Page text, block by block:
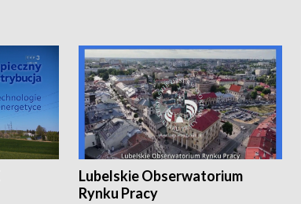
Lubelskie Obserwatorium
Rynku Pracy